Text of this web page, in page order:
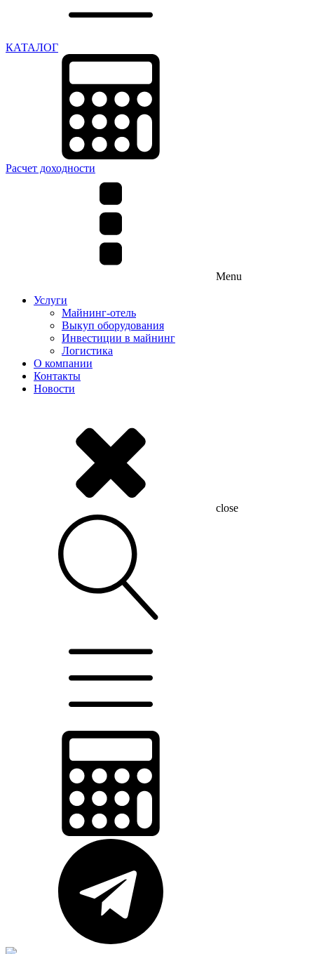
КАТАЛОГ
Расчет доходности
Menu
Услуги
Майнинг-отель
Выкуп оборудования
Инвестиции в майнинг
Логистика
О компании
Контакты
Новости
close